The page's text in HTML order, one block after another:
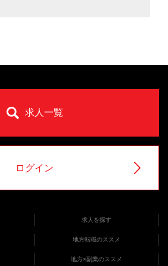
求人一覧
ログイン
求人を探す
地方転職のススメ
地方×副業のススメ